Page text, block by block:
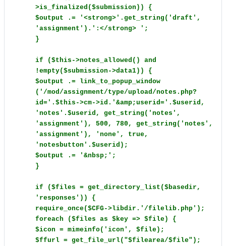
>is_finalized($submission)) {
$output .= '<strong>'.get_string('draft',
'assignment').':</strong> ';
}
if ($this->notes_allowed() and
!empty($submission->data1)) {
$output .= link_to_popup_window
('/mod/assignment/type/upload/notes.php?
id='.$this->cm->id.'&amp;userid='.$userid,
'notes'.$userid, get_string('notes',
'assignment'), 500, 780, get_string('notes',
'assignment'), 'none', true,
'notesbutton'.$userid);
$output .= '&nbsp;';
}
if ($files = get_directory_list($basedir,
'responses')) {
require_once($CFG->libdir.'/filelib.php');
foreach ($files as $key => $file) {
$icon = mimeinfo('icon', $file);
$ffurl = get_file_url("$filearea/$file");